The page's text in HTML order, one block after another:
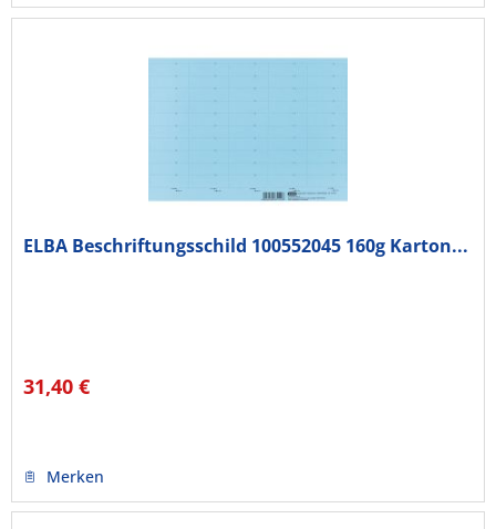
ELBA Beschriftungsschild 100552045 160g Karton...
31,40 €
Merken